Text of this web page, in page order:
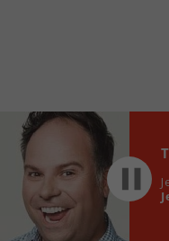
locale vous sont
Audio
Player